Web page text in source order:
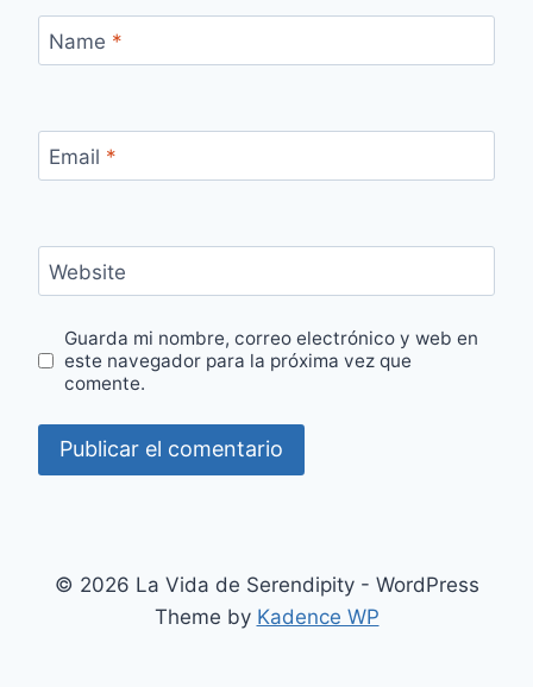
Name *
Email *
Website
Guarda mi nombre, correo electrónico y web en
este navegador para la próxima vez que
comente.
© 2026 La Vida de Serendipity - WordPress
Theme by Kadence WP